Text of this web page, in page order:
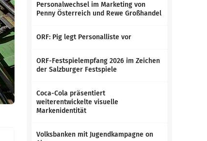
Personalwechsel im Marketing von
Penny Österreich und Rewe Großhandel
ORF: Pig legt Personalliste vor
ORF-Festspielempfang 2026 im Zeichen
der Salzburger Festspiele
Coca-Cola präsentiert
weiterentwickelte visuelle
Markenidentität
Volksbanken mit Jugendkampagne on